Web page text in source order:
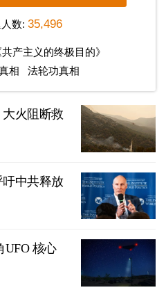
数: 35,496
共产主义的终极目的》
相
法轮功真相
火阻断救
中共释放
UFO 核心